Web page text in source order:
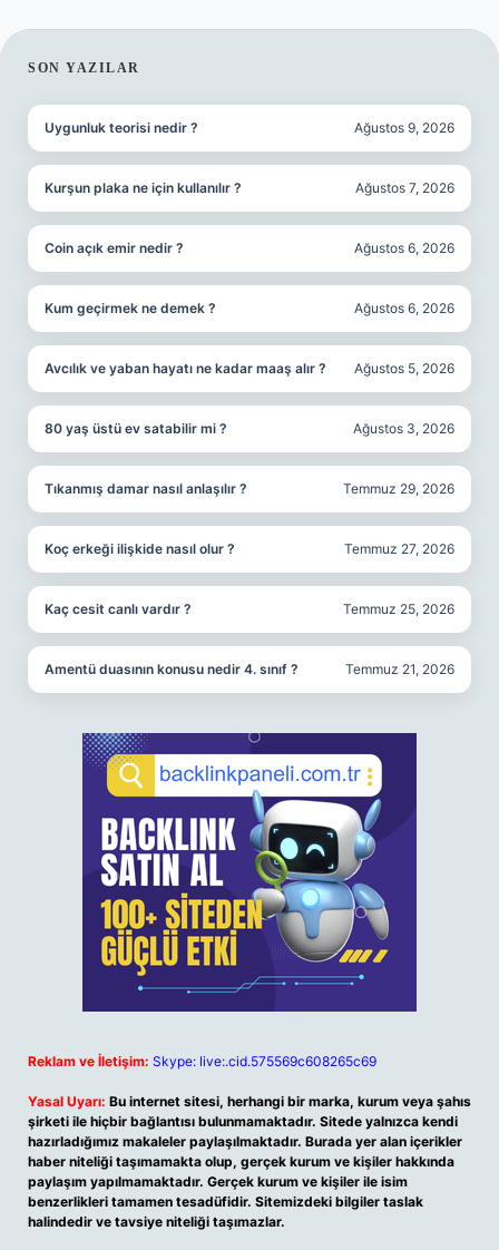
SIDEBAR
SON YAZILAR
Uygunluk teorisi nedir ? Ağustos 9, 2026
Kurşun plaka ne için kullanılır ? Ağustos 7, 2026
Coin açık emir nedir ? Ağustos 6, 2026
Kum geçirmek ne demek ? Ağustos 6, 2026
Avcılık ve yaban hayatı ne kadar maaş alır ? Ağustos 5, 2026
80 yaş üstü ev satabilir mi ? Ağustos 3, 2026
Tıkanmış damar nasıl anlaşılır ? Temmuz 29, 2026
Koç erkeği ilişkide nasıl olur ? Temmuz 27, 2026
Kaç cesit canlı vardır ? Temmuz 25, 2026
Amentü duasının konusu nedir 4. sınıf ? Temmuz 21, 2026
Reklam ve İletişim: Skype: live:.cid.575569c608265c69
Yasal Uyarı: Bu internet sitesi, herhangi bir marka, kurum veya şahıs
şirketi ile hiçbir bağlantısı bulunmamaktadır. Sitede yalnızca kendi
hazırladığımız makaleler paylaşılmaktadır. Burada yer alan içerikler
haber niteliği taşımamakta olup, gerçek kurum ve kişiler hakkında
paylaşım yapılmamaktadır. Gerçek kurum ve kişiler ile isim
benzerlikleri tamamen tesadüfidir. Sitemizdeki bilgiler taslak
halindedir ve tavsiye niteliği taşımazlar.